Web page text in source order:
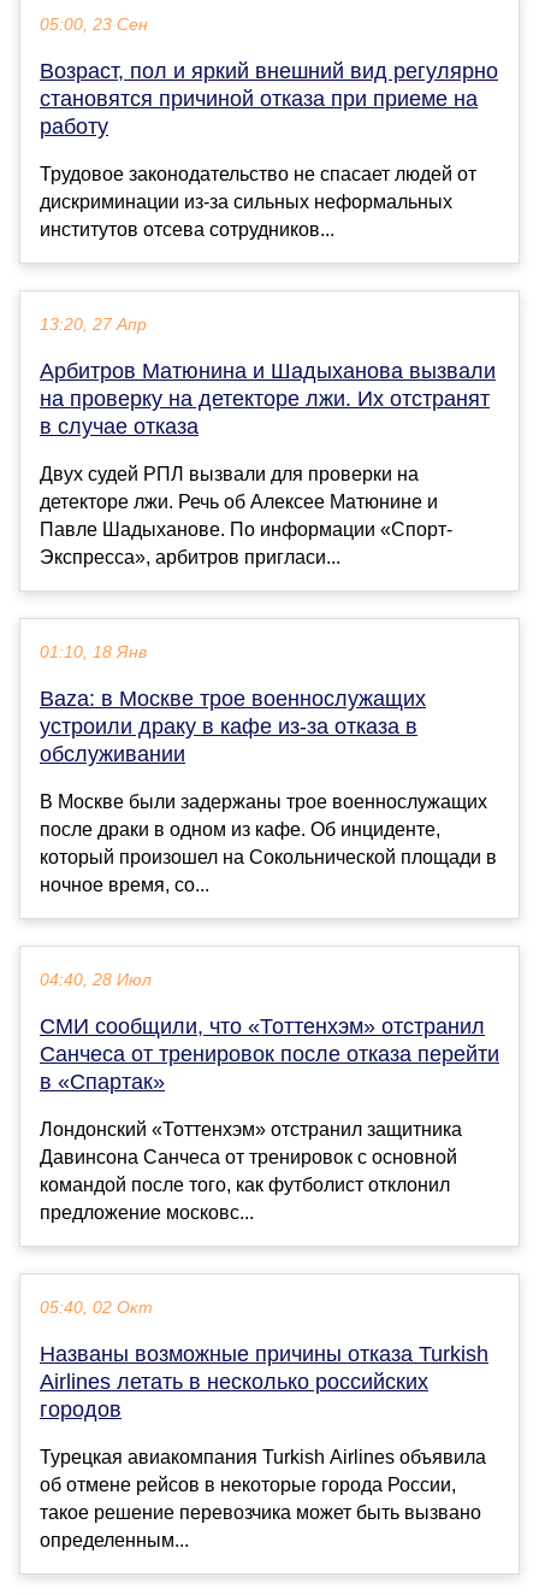
05:00, 23 Сен
Возраст, пол и яркий внешний вид регулярно
становятся причиной отказа при приеме на
работу
Трудовое законодательство не спасает людей от
дискриминации из-за сильных неформальных
институтов отсева сотрудников...
13:20, 27 Апр
Арбитров Матюнина и Шадыханова вызвали
на проверку на детекторе лжи. Их отстранят
в случае отказа
Двух судей РПЛ вызвали для проверки на
детекторе лжи. Речь об Алексее Матюнине и
Павле Шадыханове. По информации «Спорт-
Экспресса», арбитров пригласи...
01:10, 18 Янв
Baza: в Москве трое военнослужащих
устроили драку в кафе из-за отказа в
обслуживании
В Москве были задержаны трое военнослужащих
после драки в одном из кафе. Об инциденте,
который произошел на Сокольнической площади в
ночное время, со...
04:40, 28 Июл
СМИ сообщили, что «Тоттенхэм» отстранил
Санчеса от тренировок после отказа перейти
в «Спартак»
Лондонский «Тоттенхэм» отстранил защитника
Давинсона Санчеса от тренировок с основной
командой после того, как футболист отклонил
предложение московс...
05:40, 02 Окт
Названы возможные причины отказа Turkish
Airlines летать в несколько российских
городов
Турецкая авиакомпания Turkish Airlines объявила
об отмене рейсов в некоторые города России,
такое решение перевозчика может быть вызвано
определенным...